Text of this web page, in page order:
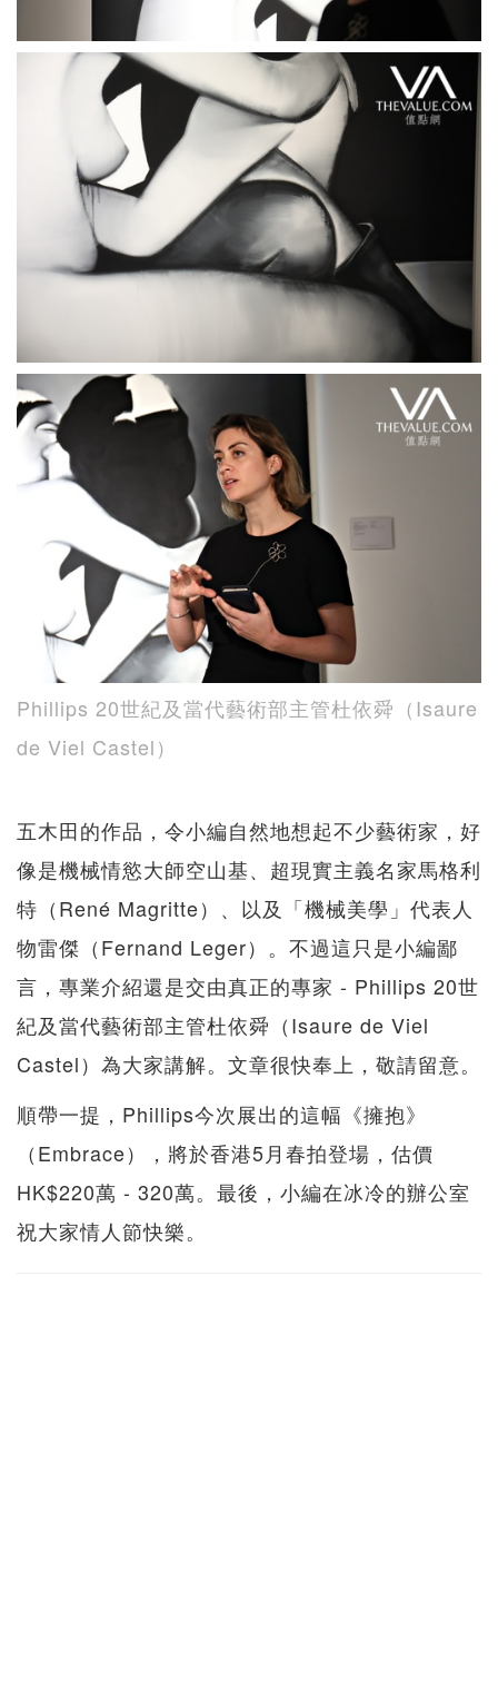
Phillips 20世紀及當代藝術部主管杜依舜（Isaure
de Viel Castel）
五木田的作品，令小編自然地想起不少藝術家，好
像是機械情慾大師空山基、超現實主義名家馬格利
特（René Magritte）、以及「機械美學」代表人
物雷傑（Fernand Leger）。不過這只是小編鄙
言，專業介紹還是交由真正的專家 - Phillips 20世
紀及當代藝術部主管杜依舜（Isaure de Viel
Castel）為大家講解。文章很快奉上，敬請留意。
順帶一提，Phillips今次展出的這幅《擁抱》
（Embrace），將於香港5月春拍登場，估價
HK$220萬 - 320萬。最後，小編在冰冷的辦公室
祝大家情人節快樂。